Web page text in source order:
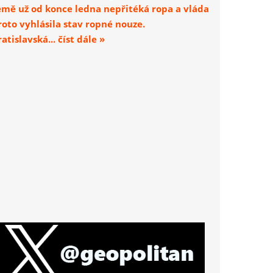
už od konce ledna nepřitéká ropa a vláda
vyhlásila stav ropné nouze.
číst dále »